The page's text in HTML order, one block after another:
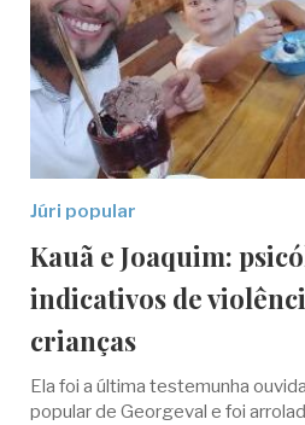
Júri popular
Kauã e Joaquim:
indicativos de
crianças
Ela foi a última testemunha
popular de Georgeval e foi